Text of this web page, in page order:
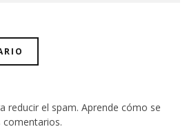
reducir el spam. Aprende cómo se
comentarios.